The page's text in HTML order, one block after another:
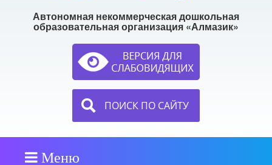
Автономная некоммерческая дошкольная
образовательная организация «Алмазик»
ПОИСК ПО САЙТУ
Меню